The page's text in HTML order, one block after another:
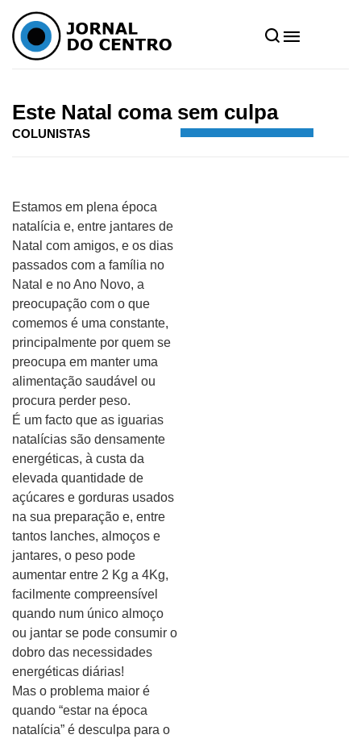
Este Natal coma sem culpa
COLUNISTAS
Estamos em plena época
natalícia e, entre jantares de
Natal com amigos, e os dias
passados com a família no
Natal e no Ano Novo, a
preocupação com o que
comemos é uma constante,
principalmente por quem se
preocupa em manter uma
alimentação saudável ou
procura perder peso.
É um facto que as iguarias
natalícias são densamente
energéticas, à custa da
elevada quantidade de
açúcares e gorduras usados
na sua preparação e, entre
tantos lanches, almoços e
jantares, o peso pode
aumentar entre 2 Kg a 4Kg,
facilmente compreensível
quando num único almoço
ou jantar se pode consumir o
dobro das necessidades
energéticas diárias!
Mas o problema maior é
quando “estar na época
natalícia” é desculpa para o